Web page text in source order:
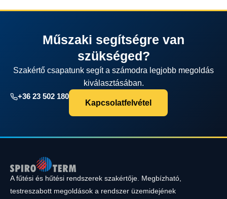
Műszaki segítségre van
szükséged?
Szakértő csapatunk segít a számodra legjobb megoldás
kiválasztásában.
+36 23 502 180
Kapcsolatfelvétel
A fűtési és hűtési rendszerek szakértője. Megbízható,
testreszabott megoldások a rendszer üzemidejének